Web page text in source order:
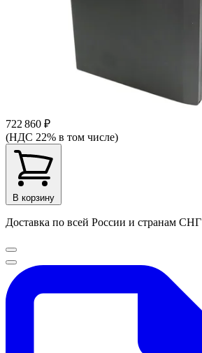
722 860 ₽
(НДС 22% в том числе)
В корзину
Доставка по всей России и странам СНГ